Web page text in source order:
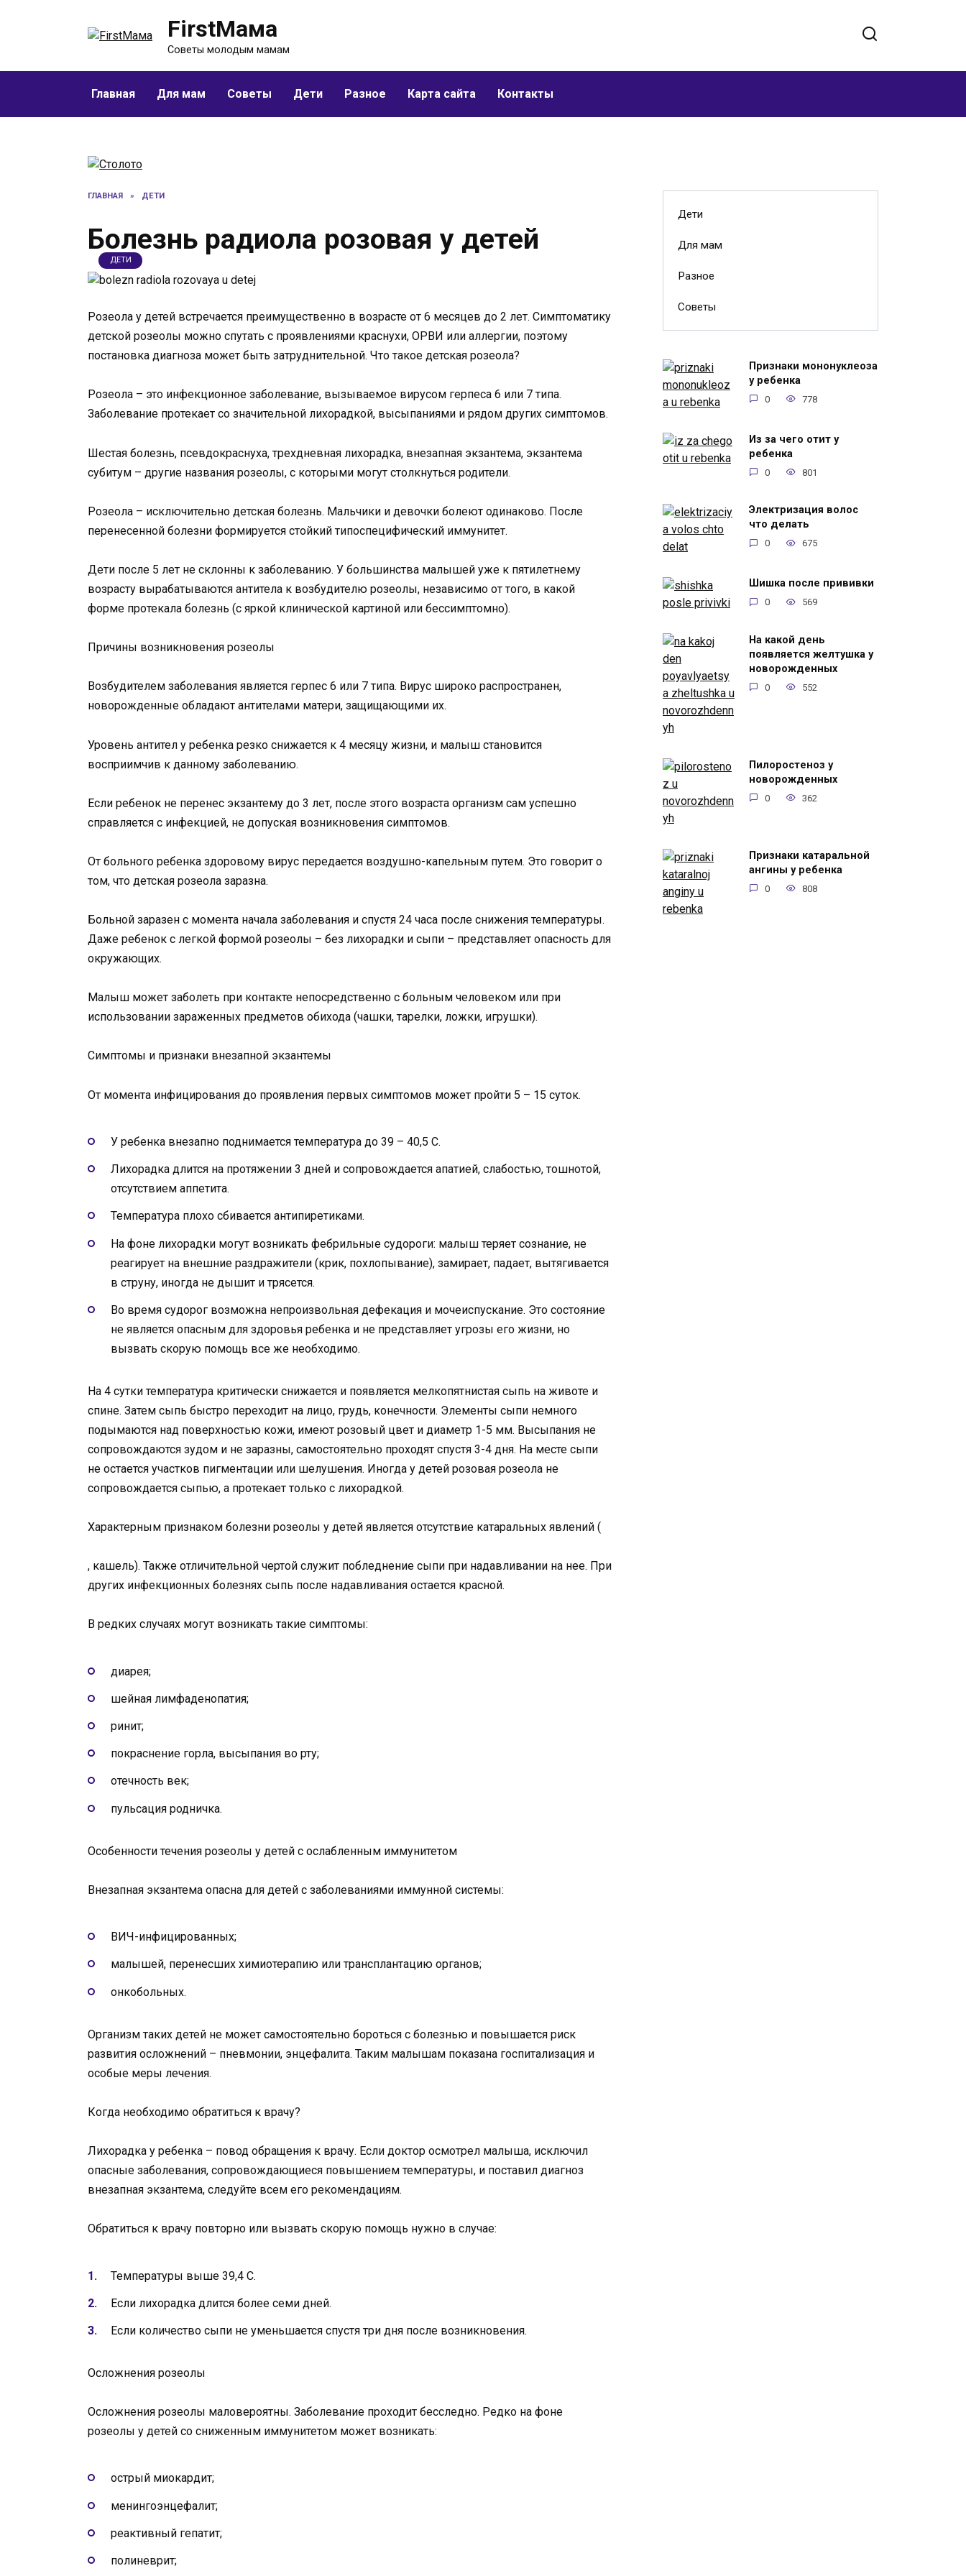
FirstМама
Советы молодым мамам
Главная Для мам Советы Дети Разное Карта сайта Контакты
ГЛАВНАЯ » ДЕТИ
Болезнь радиола розовая у детей
ДЕТИ
Розеола у детей встречается преимущественно в возрасте от 6 месяцев до 2 лет. Симптоматику
детской розеолы можно спутать с проявлениями краснухи, ОРВИ или аллергии, поэтому
постановка диагноза может быть затруднительной. Что такое детская розеола?
Розеола – это инфекционное заболевание, вызываемое вирусом герпеса 6 или 7 типа.
Заболевание протекает со значительной лихорадкой, высыпаниями и рядом других симптомов.
Шестая болезнь, псевдокраснуха, трехдневная лихорадка, внезапная экзантема, экзантема
субитум – другие названия розеолы, с которыми могут столкнуться родители.
Розеола – исключительно детская болезнь. Мальчики и девочки болеют одинаково. После
перенесенной болезни формируется стойкий типоспецифический иммунитет.
Дети после 5 лет не склонны к заболеванию. У большинства малышей уже к пятилетнему
возрасту вырабатываются антитела к возбудителю розеолы, независимо от того, в какой
форме протекала болезнь (с яркой клинической картиной или бессимптомно).
Причины возникновения розеолы
Возбудителем заболевания является герпес 6 или 7 типа. Вирус широко распространен,
новорожденные обладают антителами матери, защищающими их.
Уровень антител у ребенка резко снижается к 4 месяцу жизни, и малыш становится
восприимчив к данному заболеванию.
Если ребенок не перенес экзантему до 3 лет, после этого возраста организм сам успешно
справляется с инфекцией, не допуская возникновения симптомов.
От больного ребенка здоровому вирус передается воздушно-капельным путем. Это говорит о
том, что детская розеола заразна.
Больной заразен с момента начала заболевания и спустя 24 часа после снижения температуры.
Даже ребенок с легкой формой розеолы – без лихорадки и сыпи – представляет опасность для
окружающих.
Малыш может заболеть при контакте непосредственно с больным человеком или при
использовании зараженных предметов обихода (чашки, тарелки, ложки, игрушки).
Симптомы и признаки внезапной экзантемы
От момента инфицирования до проявления первых симптомов может пройти 5 – 15 суток.
У ребенка внезапно поднимается температура до 39 – 40,5 С.
Лихорадка длится на протяжении 3 дней и сопровождается апатией, слабостью, тошнотой,
отсутствием аппетита.
Температура плохо сбивается антипиретиками.
На фоне лихорадки могут возникать фебрильные судороги: малыш теряет сознание, не
реагирует на внешние раздражители (крик, похлопывание), замирает, падает, вытягивается
в струну, иногда не дышит и трясется.
Во время судорог возможна непроизвольная дефекация и мочеиспускание. Это состояние
не является опасным для здоровья ребенка и не представляет угрозы его жизни, но
вызвать скорую помощь все же необходимо.
На 4 сутки температура критически снижается и появляется мелкопятнистая сыпь на животе и
спине. Затем сыпь быстро переходит на лицо, грудь, конечности. Элементы сыпи немного
подымаются над поверхностью кожи, имеют розовый цвет и диаметр 1-5 мм. Высыпания не
сопровождаются зудом и не заразны, самостоятельно проходят спустя 3-4 дня. На месте сыпи
не остается участков пигментации или шелушения. Иногда у детей розовая розеола не
сопровождается сыпью, а протекает только с лихорадкой.
Характерным признаком болезни розеолы у детей является отсутствие катаральных явлений (
, кашель). Также отличительной чертой служит побледнение сыпи при надавливании на нее. При
других инфекционных болезнях сыпь после надавливания остается красной.
В редких случаях могут возникать такие симптомы:
диарея;
шейная лимфаденопатия;
ринит;
покраснение горла, высыпания во рту;
отечность век;
пульсация родничка.
Особенности течения розеолы у детей с ослабленным иммунитетом
Внезапная экзантема опасна для детей с заболеваниями иммунной системы:
ВИЧ-инфицированных;
малышей, перенесших химиотерапию или трансплантацию органов;
онкобольных.
Организм таких детей не может самостоятельно бороться с болезнью и повышается риск
развития осложнений – пневмонии, энцефалита. Таким малышам показана госпитализация и
особые меры лечения.
Когда необходимо обратиться к врачу?
Лихорадка у ребенка – повод обращения к врачу. Если доктор осмотрел малыша, исключил
опасные заболевания, сопровождающиеся повышением температуры, и поставил диагноз
внезапная экзантема, следуйте всем его рекомендациям.
Обратиться к врачу повторно или вызвать скорую помощь нужно в случае:
Температуры выше 39,4 С.
Если лихорадка длится более семи дней.
Если количество сыпи не уменьшается спустя три дня после возникновения.
Осложнения розеолы
Осложнения розеолы маловероятны. Заболевание проходит бесследно. Редко на фоне
розеолы у детей со сниженным иммунитетом может возникать:
острый миокардит;
менингоэнцефалит;
реактивный гепатит;
полиневрит;
Дети
Для мам
Разное
Советы
Признаки мононуклеоза
у ребенка
0 778
Из за чего отит у
ребенка
0 801
Электризация волос
что делать
0 675
Шишка после прививки
0 569
На какой день
появляется желтушка у
новорожденных
0 552
Пилоростеноз у
новорожденных
0 362
Признаки катаральной
ангины у ребенка
0 808